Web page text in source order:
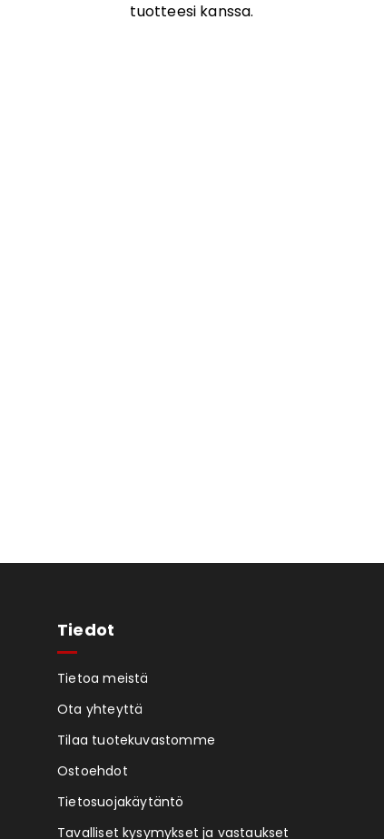
tuotteesi kanssa.
Tiedot
Tietoa meistä
Ota yhteyttä
Tilaa tuotekuvastomme
Ostoehdot
Tietosuojakäytäntö
Tavalliset kysymykset ja vastaukset